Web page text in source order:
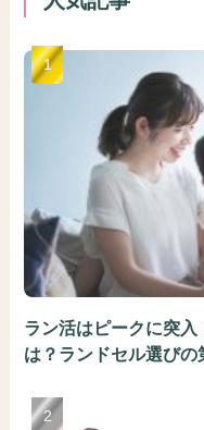
ラン活はピークに突
は？ランドセル選び